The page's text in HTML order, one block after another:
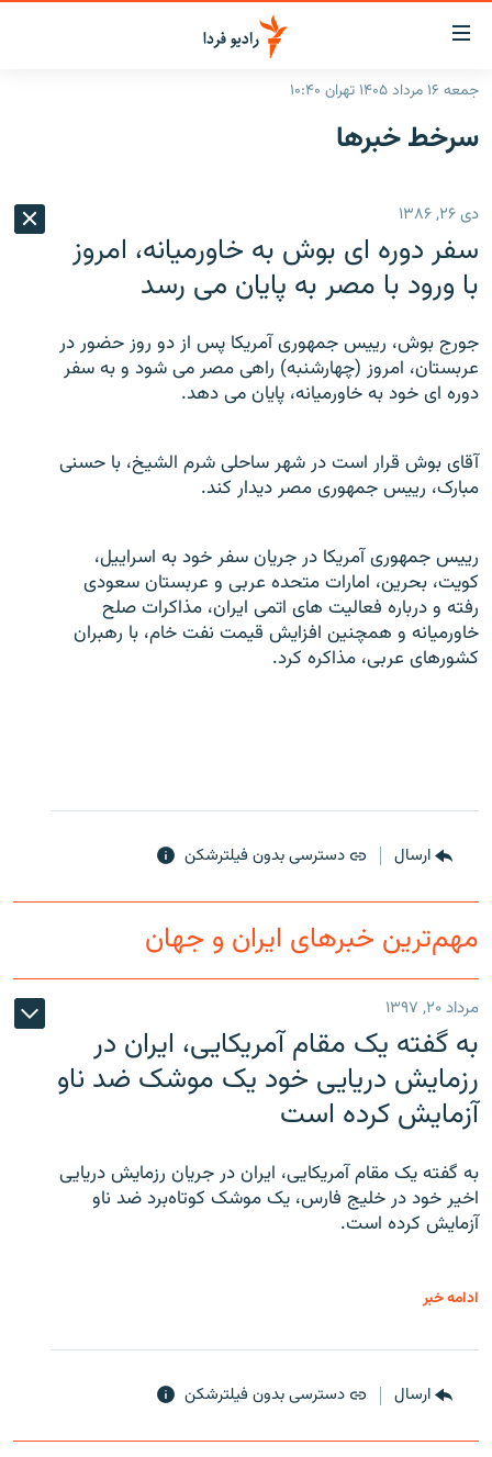
لینک‌های
قابلیت
دسترسی
بازگشت
اصلی
رفتن
صفحه
ایران
رادیو
انتخاب کنید و بشنوید
فرکانس‌ها
پادکست
گزارش‌های تصویری
گزارش‌های ویدئویی
زنان فردا
English
به ما بپیوندید
زبان‌های دیگر
جمعه ۱۶ مرداد ۱۴۰۵ تهران ۱۰:۴۰
سرخط‌ خبرها
دی ۲۶, ۱۳۸۶
سفر دوره ای بوش به خاورميانه، امروز
با ورود با مصر به پايان می رسد
جورج بوش، رييس جمهوری آمريکا پس از دو روز حضور در
عربستان، امروز (چهارشنبه) راهی مصر می شود و به سفر
دوره ای خود به خاورميانه، پايان می دهد.
آقای بوش قرار است در شهر ساحلی شرم الشيخ، با حسنی
مبارک، رييس جمهوری مصر ديدار کند.
رييس جمهوری آمريکا در جريان سفر خود به اسراييل،
کويت، بحرين، امارات متحده عربی و عربستان سعودی
رفته و درباره فعاليت های اتمی ايران، مذاکرات صلح
خاورميانه و همچنين افزايش قيمت نفت خام، با رهبران
کشورهای عربی، مذاکره کرد.
ارسال دسترسی بدون فیلترشکن
مهم‌ترین خبرهای ایران و جهان
مرداد ۲۰, ۱۳۹۷
به گفته یک مقام آمریکایی، ایران در
رزمایش دریایی خود یک موشک ضد ناو
آزمایش کرده است
به گفته یک مقام آمریکایی، ایران در جریان رزمایش دریایی
اخیر خود در خلیج فارس، یک موشک کوتاه‌برد ضد ناو
آزمایش کرده است.
ادامه خبر
ارسال دسترسی بدون فیلترشکن